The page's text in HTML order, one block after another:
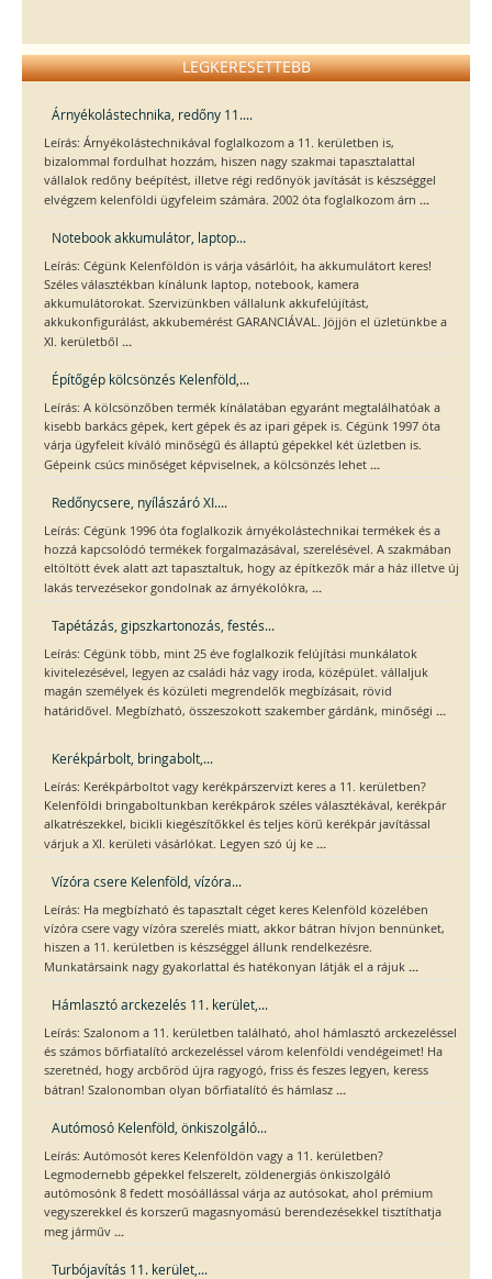
LEGKERESETTEBB
Árnyékolástechnika, redőny 11....
Leírás: Árnyékolástechnikával foglalkozom a 11. kerületben is,
bizalommal fordulhat hozzám, hiszen nagy szakmai tapasztalattal
vállalok redőny beépítést, illetve régi redőnyök javítását is készséggel
elvégzem kelenföldi ügyfeleim számára. 2002 óta foglalkozom árn ...
Notebook akkumulátor, laptop...
Leírás: Cégünk Kelenföldön is várja vásárlóit, ha akkumulátort keres!
Széles választékban kínálunk laptop, notebook, kamera
akkumulátorokat. Szervizünkben vállalunk akkufelújítást,
akkukonfigurálást, akkubemérést GARANCIÁVAL. Jöjjön el üzletünkbe a
XI. kerületből ...
Építőgép kölcsönzés Kelenföld,...
Leírás: A kölcsönzőben termék kínálatában egyaránt megtalálhatóak a
kisebb barkács gépek, kert gépek és az ipari gépek is. Cégünk 1997 óta
várja ügyfeleit kíváló minőségű és állaptú gépekkel két üzletben is.
Gépeink csúcs minőséget képviselnek, a kölcsönzés lehet ...
Redőnycsere, nyílászáró XI....
Leírás: Cégünk 1996 óta foglalkozik árnyékolástechnikai termékek és a
hozzá kapcsolódó termékek forgalmazásával, szerelésével. A szakmában
eltöltött évek alatt azt tapasztaltuk, hogy az építkezők már a ház illetve új
lakás tervezésekor gondolnak az árnyékolókra, ...
Tapétázás, gipszkartonozás, festés...
Leírás: Cégünk több, mint 25 éve foglalkozik felújítási munkálatok
kivitelezésével, legyen az családi ház vagy iroda, középület. vállaljuk
magán személyek és közületi megrendelők megbízásait, rövid
határidővel. Megbízható, összeszokott szakember gárdánk, minőségi ...
Kerékpárbolt, bringabolt,...
Leírás: Kerékpárboltot vagy kerékpárszervizt keres a 11. kerületben?
Kelenföldi bringaboltunkban kerékpárok széles választékával, kerékpár
alkatrészekkel, bicikli kiegészítőkkel és teljes körű kerékpár javítással
várjuk a XI. kerületi vásárlókat. Legyen szó új ke ...
Vízóra csere Kelenföld, vízóra...
Leírás: Ha megbízható és tapasztalt céget keres Kelenföld közelében
vízóra csere vagy vízóra szerelés miatt, akkor bátran hívjon bennünket,
hiszen a 11. kerületben is készséggel állunk rendelkezésre.
Munkatársaink nagy gyakorlattal és hatékonyan látják el a rájuk ...
Hámlasztó arckezelés 11. kerület,...
Leírás: Szalonom a 11. kerületben található, ahol hámlasztó arckezeléssel
és számos bőrfiatalító arckezeléssel várom kelenföldi vendégeimet! Ha
szeretnéd, hogy arcbőröd újra ragyogó, friss és feszes legyen, keress
bátran! Szalonomban olyan bőrfiatalító és hámlasz ...
Autómosó Kelenföld, önkiszolgáló...
Leírás: Autómosót keres Kelenföldön vagy a 11. kerületben?
Legmodernebb gépekkel felszerelt, zöldenergiás önkiszolgáló
autómosónk 8 fedett mosóállással várja az autósokat, ahol prémium
vegyszerekkel és korszerű magasnyomású berendezésekkel tisztíthatja
meg járműv ...
Turbójavítás 11. kerület,...